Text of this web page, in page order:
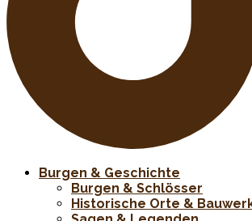
Burgen & Geschichte
Burgen & Schlösser
Historische Orte &